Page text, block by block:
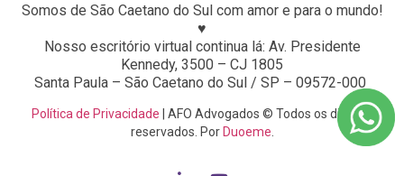
Somos de São Caetano do Sul com amor e para o mundo!
♥
Nosso escritório virtual continua lá: Av. Presidente
Kennedy, 3500 – CJ 1805
Santa Paula – São Caetano do Sul / SP – 09572-000
Política de Privacidade | AFO Advogados © Todos os direitos
reservados. Por Duoeme